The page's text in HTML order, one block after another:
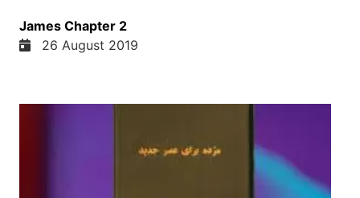
James Chapter 2
26 August 2019